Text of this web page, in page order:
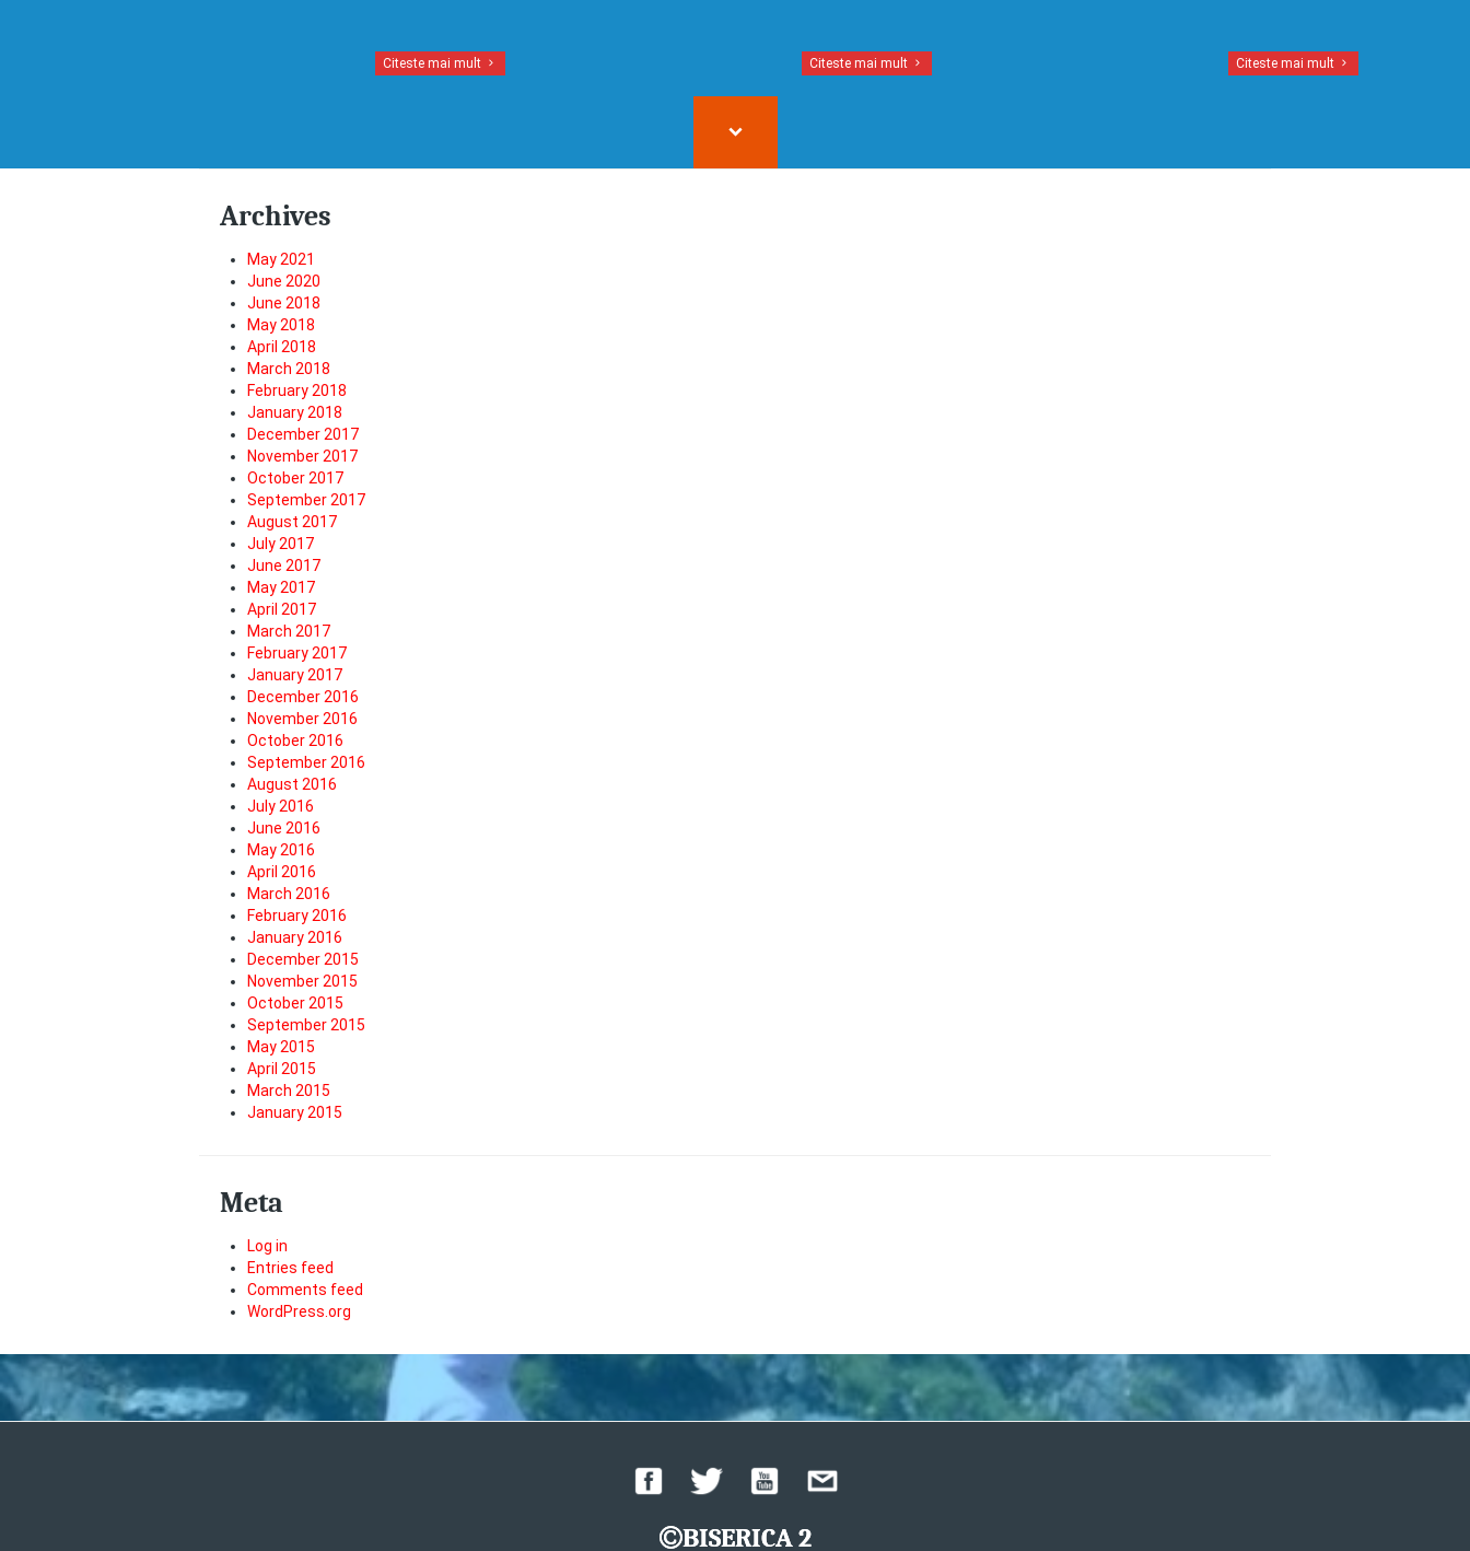
Citeste mai mult Citeste mai mult Citeste mai mult
Archives
May 2021
June 2020
June 2018
May 2018
April 2018
March 2018
February 2018
January 2018
December 2017
November 2017
October 2017
September 2017
August 2017
July 2017
June 2017
May 2017
April 2017
March 2017
February 2017
January 2017
December 2016
November 2016
October 2016
September 2016
August 2016
July 2016
June 2016
May 2016
April 2016
March 2016
February 2016
January 2016
December 2015
November 2015
October 2015
September 2015
May 2015
April 2015
March 2015
January 2015
Meta
Log in
Entries feed
Comments feed
WordPress.org
BISERICA 2